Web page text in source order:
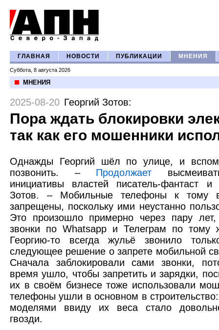
ГЛАВНАЯ НОВОСТИ ПУБЛИКАЦИИ МНЕНИЯ
Суббота, 8 августа 2026
МНЕНИЯ
2025-08-20 Георгий Зотов:
Пора ждать блокировки
так как его мошенники
Однажды Георгий шёл по улице, и
позвонить. – Продолжает
инициативы властей писатель-фантаст и
Зотов. – Мобильные телефоны к тому
запрещены, поскольку ими неустанно
Это произошло примерно через пару лет,
звонки по Whatsapp и Телеграм по тому
Георгию-то всегда жульё звонило
следующее решение о запрете мобильной
Сначала заблокировали сами звонки,
время ушло, чтобы запретить и зарядки,
их в своём бизнесе тоже использовали
телефоны ушли в основном в
моделями ввиду их веса стало
гвозди.